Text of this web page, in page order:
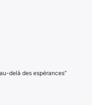
delà des espérances”